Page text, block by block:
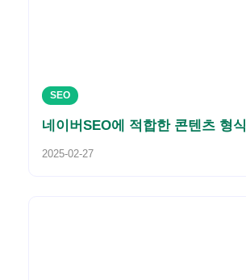
SEO
네이버SEO에 적합한 콘텐츠 형식
2025-02-27